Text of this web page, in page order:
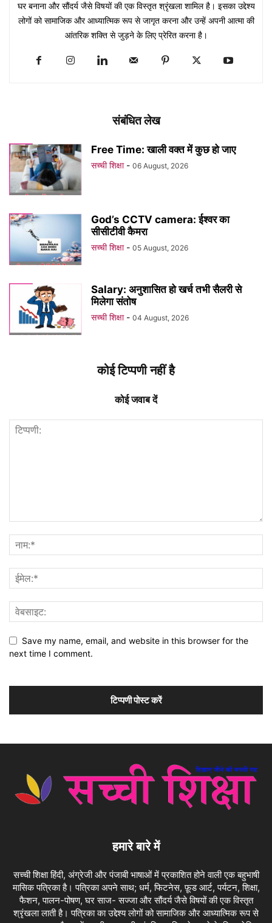
घर बनाना और सौंदर्य जैसे विषयों की एक विस्तृत श्रृंखला शामिल है। इसका उद्देश्य
लोगों को सामाजिक और आध्यात्मिक रूप से जागृत करना और उन्हें अपनी आत्मा की
आंतरिक शक्ति से जुड़ने के लिए प्रेरित करना है।
संबंधित लेख
Free Time: खाली वक्त में कुछ हो जाए
सच्ची शिक्षा - 06 August, 2026
God’s CCTV camera: ईश्वर का
सीसीटीवी कैमरा
सच्ची शिक्षा - 05 August, 2026
Salary: अनुशासित हो खर्च तभी सैलरी से
मिलेगा संतोष
सच्ची शिक्षा - 04 August, 2026
कोई टिप्पणी नहीं है
कोई जवाब दें
Save my name, email, and website in this browser for the
next time I comment.
हमारे बारे में
सच्ची शिक्षा हिंदी, अंग्रेजी और पंजाबी भाषाओं में प्रकाशित होने वाली एक बहुभाषी
मासिक पत्रिका है। पत्रिका अपने साथ; धर्म, फिटनेस, फ़ूड आर्ट, पर्यटन, शिक्षा,
फैशन, पालन-पोषण, घर साज- सज्जा और सौंदर्य जैसे विषयों की एक विस्तृत
श्रृंखला लाती है। पत्रिका का उद्देश्य लोगों को सामाजिक और आध्यात्मिक रूप से